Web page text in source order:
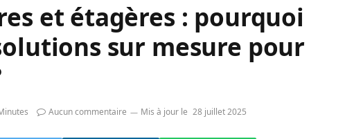
et étagères : pourquoi
sur mesure pour
Aucun commentaire Mis à jour le 28 juillet 2025